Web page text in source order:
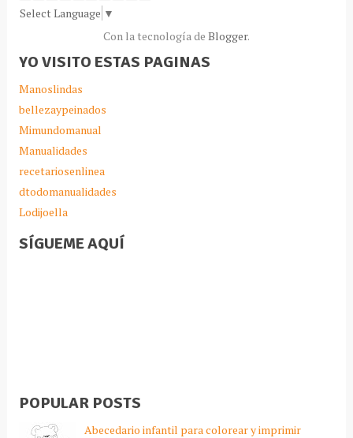
Select Language ▼
Con la tecnología de Blogger.
YO VISITO ESTAS PAGINAS
Manoslindas
bellezaypeinados
Mimundomanual
Manualidades
recetariosenlinea
dtodomanualidades
Lodijoella
SÍGUEME AQUÍ
POPULAR POSTS
Abecedario infantil para colorear y imprimir